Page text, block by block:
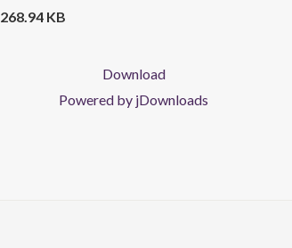
268.94 KB
Download
Powered by jDownloads